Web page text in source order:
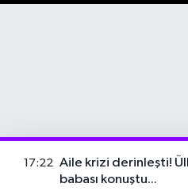
17:22 Aile krizi derinleşti!
babası konuştu...